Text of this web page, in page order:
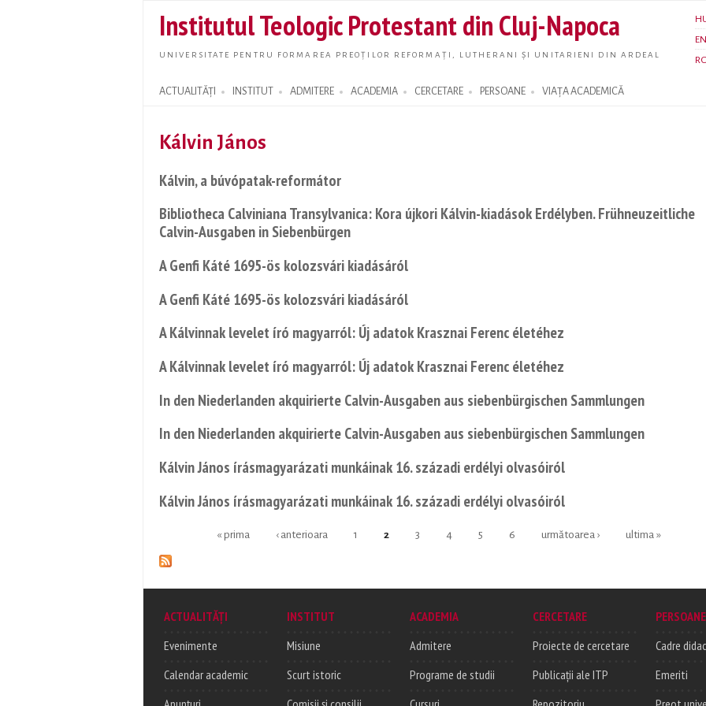
main
content
Institutul Teologic Protestant din Cluj-Napoca
UNIVERSITATE PENTRU FORMAREA PREOȚILOR REFORMAȚI, LUTHERANI ȘI UNITARIENI DIN ARDEAL
EN
ACTUALITĂȚI INSTITUT ADMITERE ACADEMIA CERCETARE PERSOANE VIAȚA ACADEMICĂ
Search form
Kálvin János
Kálvin, a búvópatak-reformátor
Bibliotheca Calviniana Transylvanica: Kora újkori Kálvin-kiadások Erdélyben. Frühneuzeitliche
Calvin-Ausgaben in Siebenbürgen
A Genfi Káté 1695-ös kolozsvári kiadásáról
A Genfi Káté 1695-ös kolozsvári kiadásáról
A Kálvinnak levelet író magyarról: Új adatok Krasznai Ferenc életéhez
A Kálvinnak levelet író magyarról: Új adatok Krasznai Ferenc életéhez
In den Niederlanden akquirierte Calvin-Ausgaben aus siebenbürgischen Sammlungen
In den Niederlanden akquirierte Calvin-Ausgaben aus siebenbürgischen Sammlungen
Kálvin János írásmagyarázati munkáinak 16. századi erdélyi olvasóiról
Kálvin János írásmagyarázati munkáinak 16. századi erdélyi olvasóiról
« prima ‹ anterioara 1 2 3 4 5 6 următoarea › ultima »
ACTUALITĂȚI
Evenimente
Calendar academic
INSTITUT
Misiune
Scurt istoric
ACADEMIA
Admitere
Programe de studii
CERCETARE
Proiecte de cercetare
Publicații ale ITP
PERSOANE
Cadre
Emeriti